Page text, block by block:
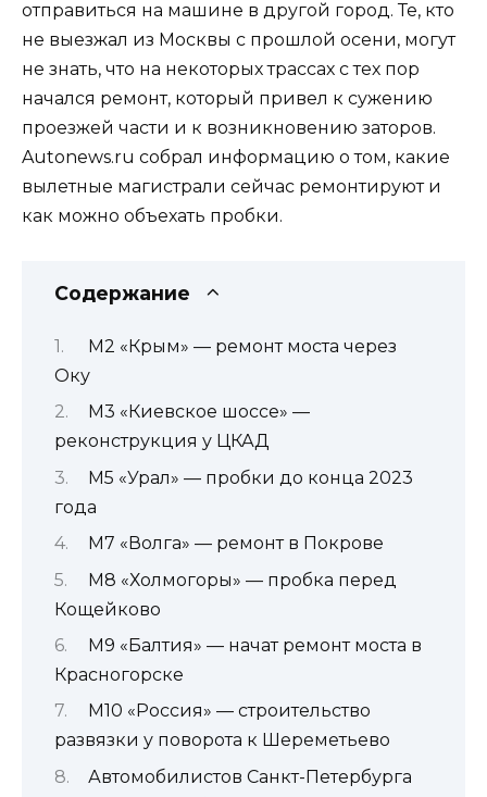
отправиться на машине в другой город. Те, кто
не выезжал из Москвы с прошлой осени, могут
не знать, что на некоторых трассах с тех пор
начался ремонт, который привел к сужению
проезжей части и к возникновению заторов.
Autonews.ru собрал информацию о том, какие
вылетные магистрали сейчас ремонтируют и
как можно объехать пробки.
Содержание
М2 «Крым» — ремонт моста через
Оку
М3 «Киевское шоссе» —
реконструкция у ЦКАД
М5 «Урал» — пробки до конца 2023
года
М7 «Волга» — ремонт в Покрове
М8 «Холмогоры» — пробка перед
Кощейково
М9 «Балтия» — начат ремонт моста в
Красногорске
М10 «Россия» — строительство
развязки у поворота к Шереметьево
Автомобилистов Санкт-Петербурга